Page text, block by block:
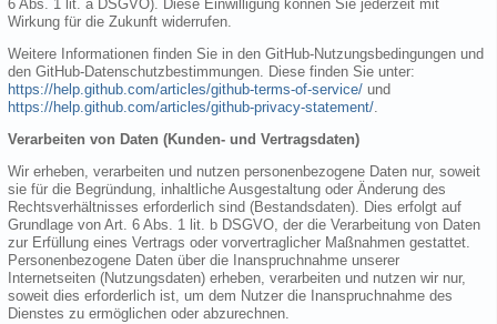
6 Abs. 1 lit. a DSGVO). Diese Einwilligung können Sie jederzeit mit
Wirkung für die Zukunft widerrufen.
Weitere Informationen finden Sie in den GitHub-Nutzungsbedingungen und
den GitHub-Datenschutzbestimmungen. Diese finden Sie unter:
https://help.github.com/articles/github-terms-of-service/ und
https://help.github.com/articles/github-privacy-statement/.
Verarbeiten von Daten (Kunden- und Vertragsdaten)
Wir erheben, verarbeiten und nutzen personenbezogene Daten nur, soweit
sie für die Begründung, inhaltliche Ausgestaltung oder Änderung des
Rechtsverhältnisses erforderlich sind (Bestandsdaten). Dies erfolgt auf
Grundlage von Art. 6 Abs. 1 lit. b DSGVO, der die Verarbeitung von Daten
zur Erfüllung eines Vertrags oder vorvertraglicher Maßnahmen gestattet.
Personenbezogene Daten über die Inanspruchnahme unserer
Internetseiten (Nutzungsdaten) erheben, verarbeiten und nutzen wir nur,
soweit dies erforderlich ist, um dem Nutzer die Inanspruchnahme des
Dienstes zu ermöglichen oder abzurechnen.